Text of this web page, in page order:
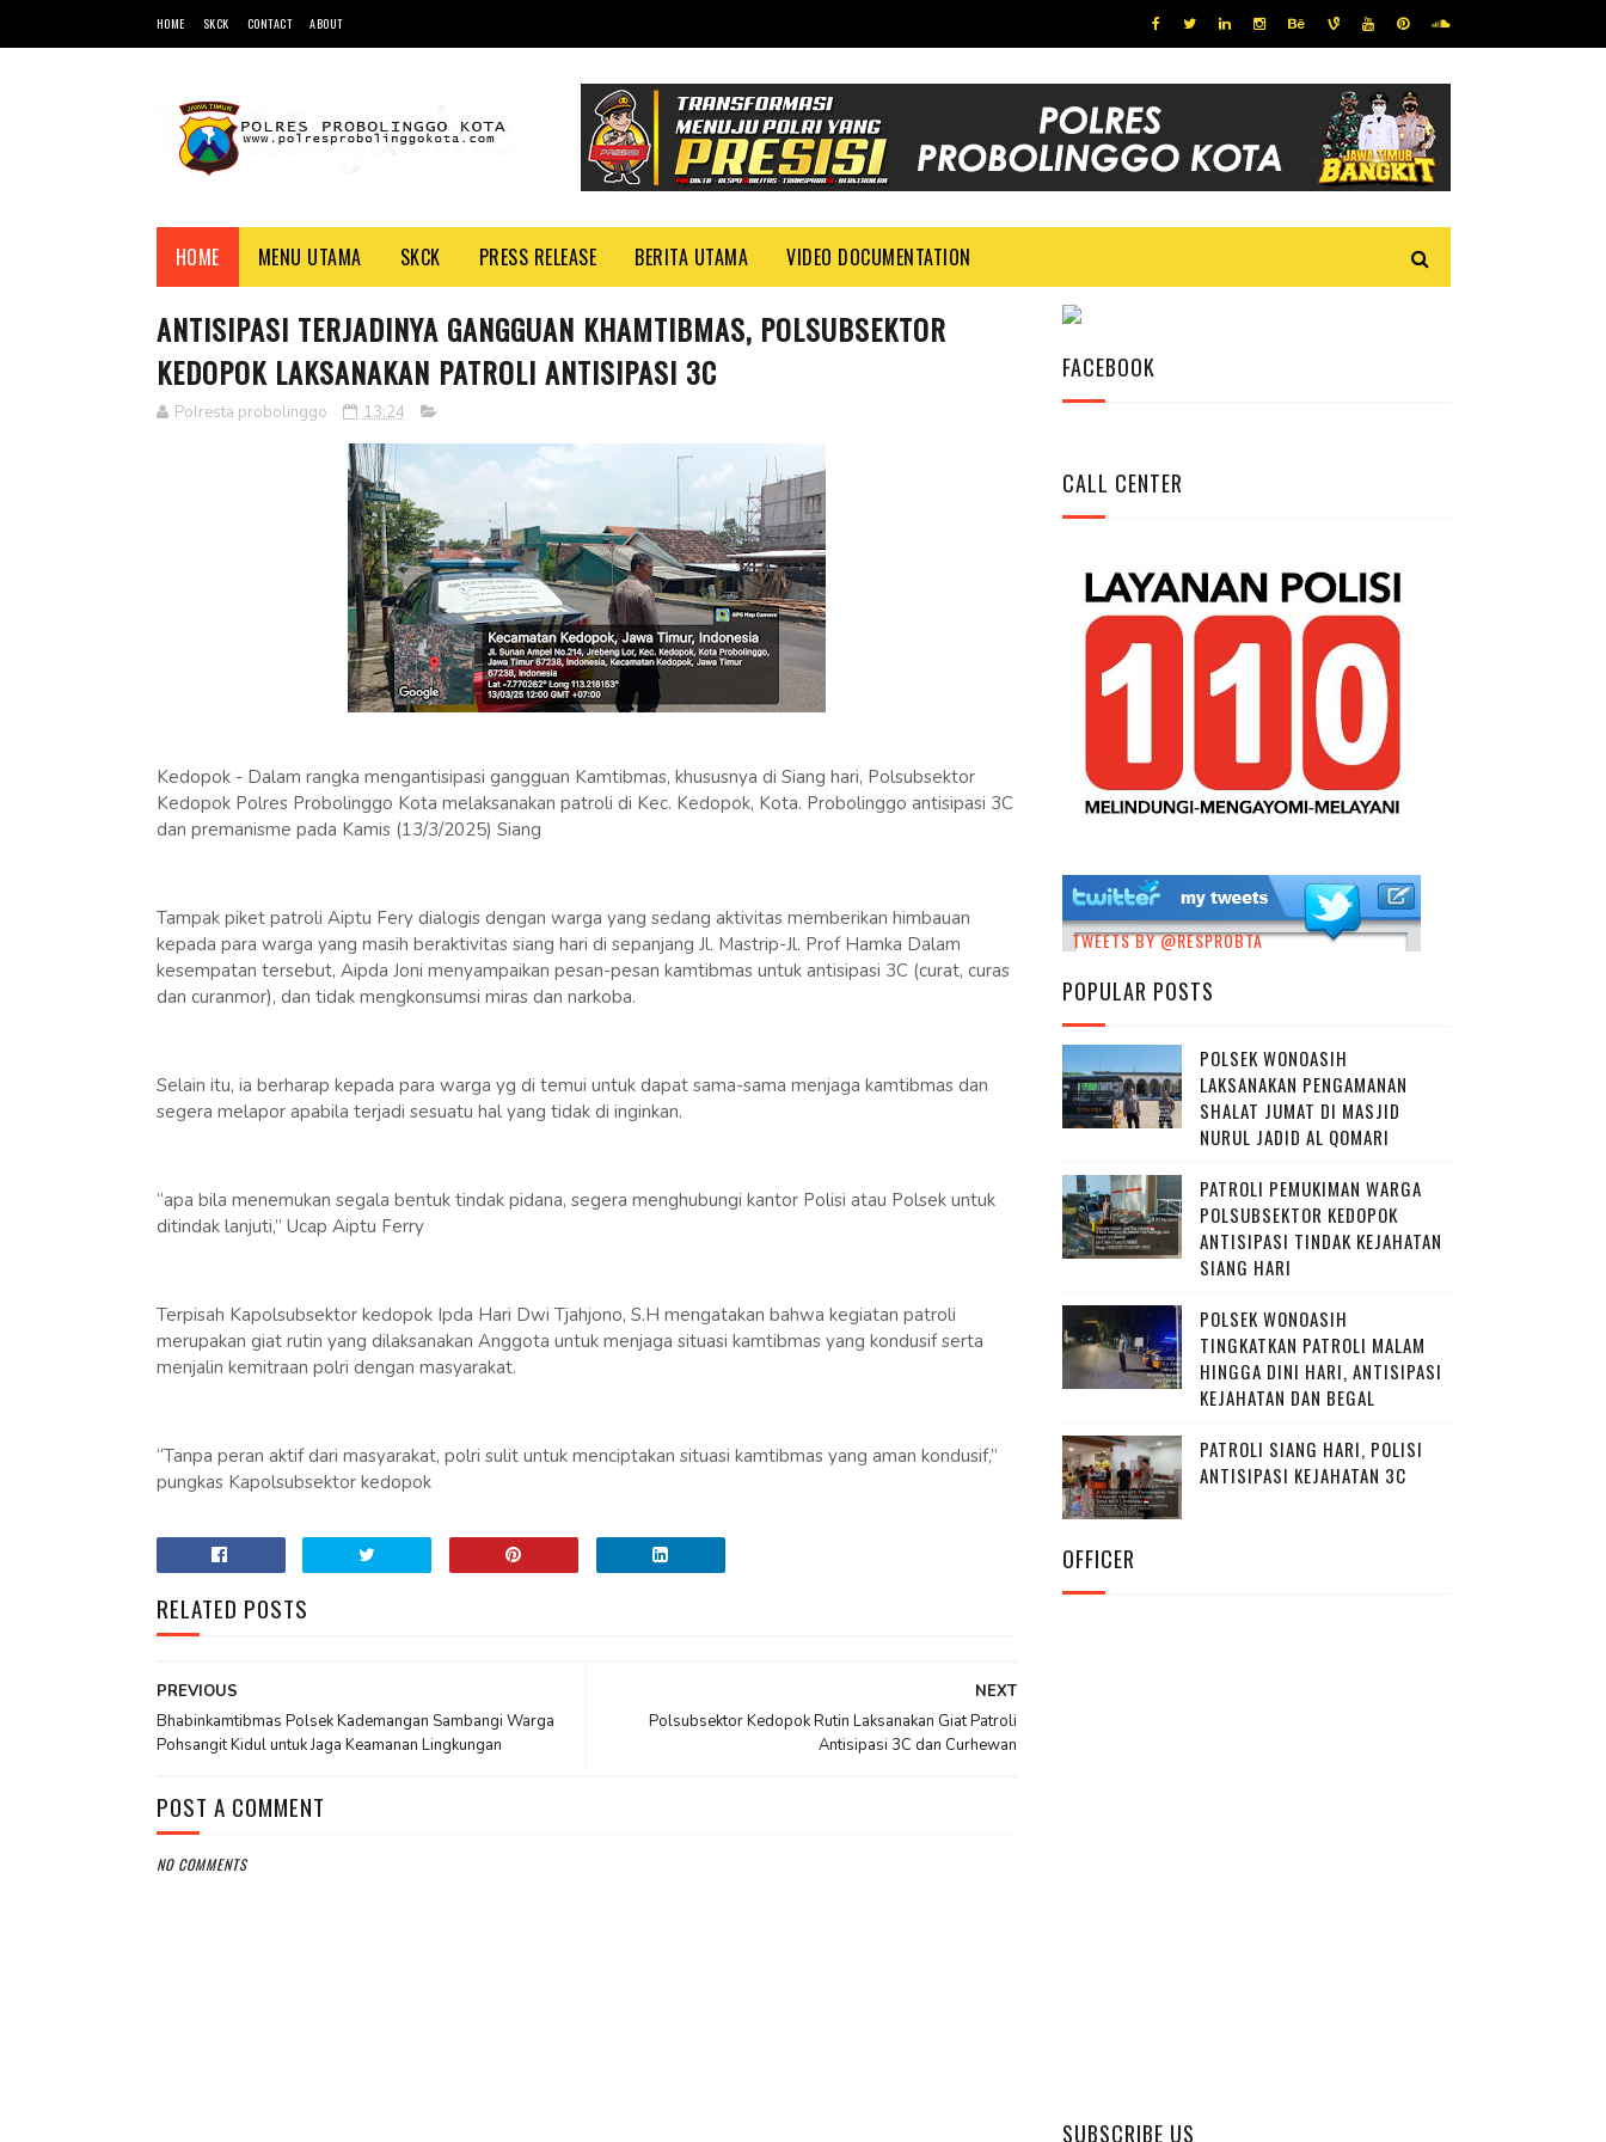
HOME SKCK CONTACT ABOUT
HOME MENU UTAMA SKCK PRESS RELEASE BERITA UTAMA VIDEO DOCUMENTATION
ANTISIPASI TERJADINYA GANGGUAN KHAMTIBMAS, POLSUBSEKTOR
KEDOPOK LAKSANAKAN PATROLI ANTISIPASI 3C
Polresta probolinggo 13:24
Kedopok - Dalam rangka mengantisipasi gangguan Kamtibmas, khususnya di Siang hari, Polsubsektor
Kedopok Polres Probolinggo Kota melaksanakan patroli di Kec. Kedopok, Kota. Probolinggo antisipasi 3C
dan premanisme pada Kamis (13/3/2025) Siang
Tampak piket patroli Aiptu Fery dialogis dengan warga yang sedang aktivitas memberikan himbauan
kepada para warga yang masih beraktivitas siang hari di sepanjang Jl. Mastrip-Jl. Prof Hamka Dalam
kesempatan tersebut, Aipda Joni menyampaikan pesan-pesan kamtibmas untuk antisipasi 3C (curat, curas
dan curanmor), dan tidak mengkonsumsi miras dan narkoba.
Selain itu, ia berharap kepada para warga yg di temui untuk dapat sama-sama menjaga kamtibmas dan
segera melapor apabila terjadi sesuatu hal yang tidak di inginkan.
“apa bila menemukan segala bentuk tindak pidana, segera menghubungi kantor Polisi atau Polsek untuk
ditindak lanjuti,” Ucap Aiptu Ferry
Terpisah Kapolsubsektor kedopok Ipda Hari Dwi Tjahjono, S.H mengatakan bahwa kegiatan patroli
merupakan giat rutin yang dilaksanakan Anggota untuk menjaga situasi kamtibmas yang kondusif serta
menjalin kemitraan polri dengan masyarakat.
“Tanpa peran aktif dari masyarakat, polri sulit untuk menciptakan situasi kamtibmas yang aman kondusif,”
pungkas Kapolsubsektor kedopok
RELATED POSTS
NEXT
Polsubsektor Kedopok Rutin Laksanakan Giat Patroli
Antisipasi 3C dan Curhewan
PREVIOUS
Bhabinkamtibmas Polsek Kademangan Sambangi Warga
Pohsangit Kidul untuk Jaga Keamanan Lingkungan
POST A COMMENT
NO COMMENTS
FACEBOOK
CALL CENTER
TWEETS BY @RESPROBTA
POPULAR POSTS
POLSEK WONOASIH
LAKSANAKAN PENGAMANAN
SHALAT JUMAT DI MASJID
NURUL JADID AL QOMARI
PATROLI PEMUKIMAN WARGA
POLSUBSEKTOR KEDOPOK
ANTISIPASI TINDAK KEJAHATAN
SIANG HARI
POLSEK WONOASIH
TINGKATKAN PATROLI MALAM
HINGGA DINI HARI, ANTISIPASI
KEJAHATAN DAN BEGAL
PATROLI SIANG HARI, POLISI
ANTISIPASI KEJAHATAN 3C
OFFICER
SUBSCRIBE US